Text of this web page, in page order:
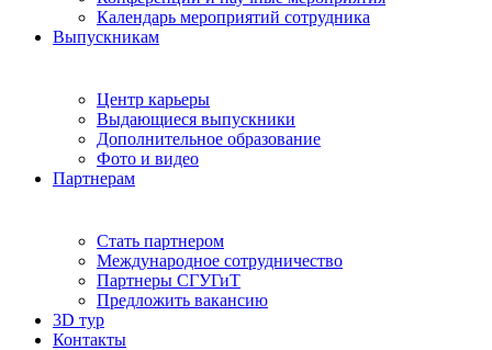
Календарь мероприятий сотрудника
Выпускникам
Центр карьеры
Выдающиеся выпускники
Дополнительное образование
Фото и видео
Партнерам
Стать партнером
Международное сотрудничество
Партнеры СГУГиТ
Предложить вакансию
3D тур
Контакты